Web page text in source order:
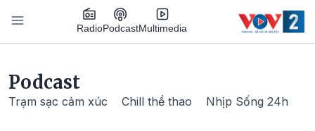
Nhảy đến nội dung
RadioPodcastMultimedia
Podcast
Trạm sạc cảm xúc Chill thể thao Nhịp Sống 24h